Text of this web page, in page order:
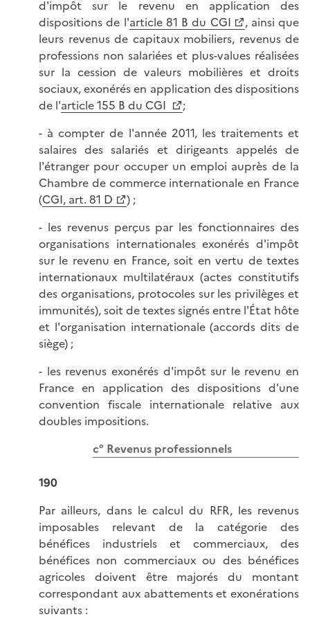
d'impôt sur le revenu en application des
dispositions de l'article 81 B du CGI
, ainsi que
leurs revenus de capitaux mobiliers, revenus de
professions non salariées et plus-values réalisées
sur la cession de valeurs mobilières et droits
sociaux, exonérés en application des dispositions
de l'article 155 B du CGI
;
- à compter de l'année 2011, les traitements et
salaires des salariés et dirigeants appelés de
l'étranger pour occuper un emploi auprès de la
Chambre de commerce internationale en France
(CGI, art. 81 D
) ;
- les revenus perçus par les fonctionnaires des
organisations internationales exonérés d'impôt
sur le revenu en France, soit en vertu de textes
internationaux multilatéraux (actes constitutifs
des organisations, protocoles sur les privilèges et
immunités), soit de textes signés entre l'État hôte
et l'organisation internationale (accords dits de
siège) ;
- les revenus exonérés d'impôt sur le revenu en
France en application des dispositions d'une
convention fiscale internationale relative aux
doubles impositions.
c° Revenus professionnels
190
Par ailleurs, dans le calcul du RFR, les revenus
imposables relevant de la catégorie des
bénéfices industriels et commerciaux, des
bénéfices non commerciaux ou des bénéfices
agricoles doivent être majorés du montant
correspondant aux abattements et exonérations
suivants :